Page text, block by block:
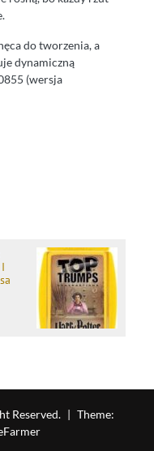
do tworzenia, a
dynamiczną
(wersja
Reserved. | Theme: